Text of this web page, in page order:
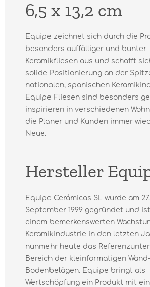
6,5 x 13,2 cm
Equipe zeichnet sich durch die
besonders auffälliger und bunter
Keramikfliesen aus und schafft
solide Positionierung an der
nationalen, spanischen
Equipe Fliesen sind besonders
inspirieren in verschiedenen
die Planer und Kunden immer
Neue.
Hersteller
Equipe Cerámicas SL wurde am 27.
September 1999 gegründet und
einem bemerkenswerten
Keramikindustrie in den letzten
nunmehr heute das
Bereich der kleinformatigen
Bodenbelägen. Equipe bringt als
Wertschöpfung ein Produkt mit